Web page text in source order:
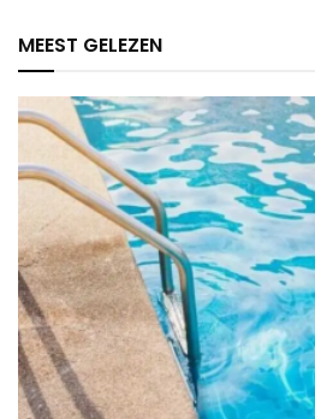
MEEST GELEZEN